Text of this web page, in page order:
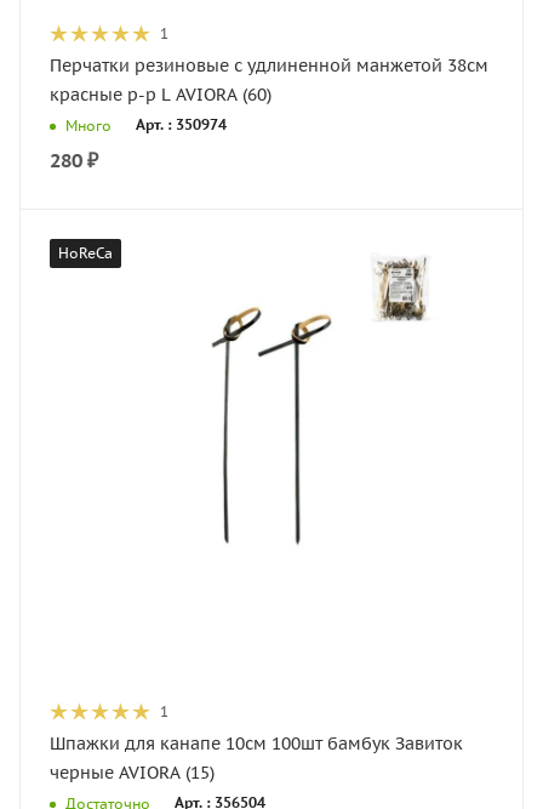
1
Перчатки резиновые с удлиненной манжетой 38см
красные р-р L AVIORA (60)
Много Арт. : 350974
280 ₽
HoReCa
1
Шпажки для канапе 10cм 100шт бамбук Завиток
черные AVIORA (15)
Достаточно Арт. : 356504